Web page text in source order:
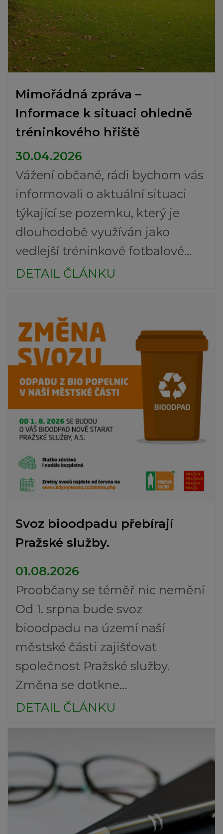
Mimořádná zpráva –
Informace k situaci ohledně
tréninkového hřiště
30.04.2026
Vážení občané, rádi bychom vás
informovali o aktuální situaci
týkající se pozemku, který je
dlouhodobě využíván jako
vedlejší tréninkové fotbalové...
DETAIL ČLÁNKU
Svoz bioodpadu přebírají
Pražské služby.
01.08.2026
Proobčany se téměř nic nemění
Od 1. srpna bude svoz
bioodpadu na území naší
městské části zajišťovat
společnost Pražské služby.
Změna se dotkne...
DETAIL ČLÁNKU